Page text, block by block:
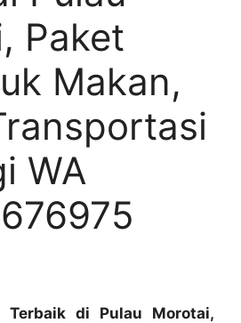
Paket
Makan,
WA
Terbaik di Pulau Morotai,